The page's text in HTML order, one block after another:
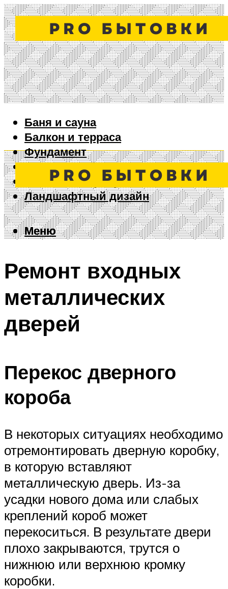
Баня и сауна
Балкон и терраса
Фундамент
Ворота и забор
Дизайн интерьера
Ландшафтный дизайн
Меню
Меню
Ремонт входных
металлических
дверей
Перекос дверного
короба
В некоторых ситуациях необходимо
отремонтировать дверную коробку,
в которую вставляют
металлическую дверь. Из-за
усадки нового дома или слабых
креплений короб может
перекоситься. В результате двери
плохо закрываются, трутся о
нижнюю или верхнюю кромку
коробки.